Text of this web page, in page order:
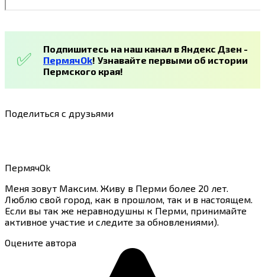
Подпишитесь на наш канал в Яндекс Дзен -
ПермячOk! Узнавайте первыми об истории
Пермского края!
Поделиться с друзьями
ПермячOk
Меня зовут Максим. Живу в Перми более 20 лет.
Люблю свой город, как в прошлом, так и в настоящем.
Если вы так же неравнодушны к Перми, принимайте
активное участие и следите за обновлениями).
Оцените автора